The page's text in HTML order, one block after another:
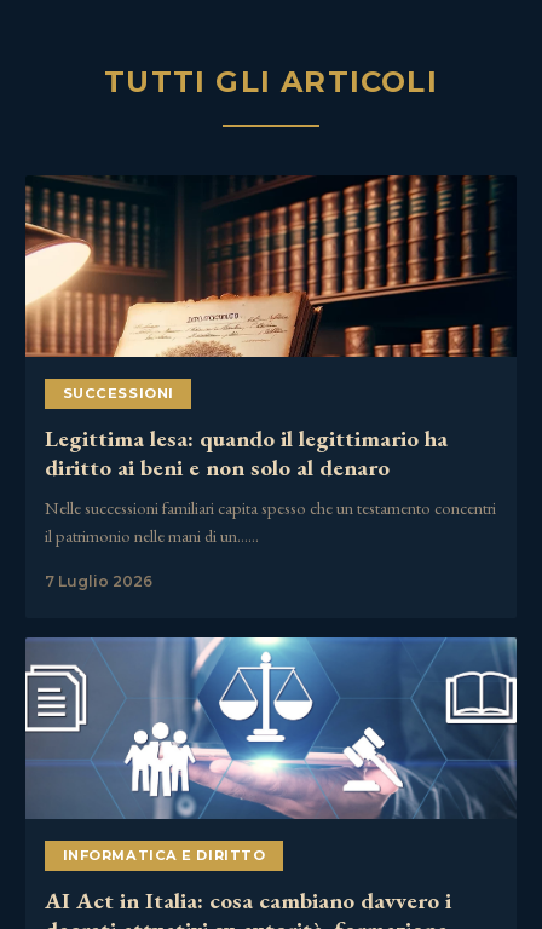
TUTTI GLI ARTICOLI
SUCCESSIONI
Legittima lesa: quando il legittimario ha
diritto ai beni e non solo al denaro
Nelle successioni familiari capita spesso che un testamento concentri
il patrimonio nelle mani di un……
7 Luglio 2026
INFORMATICA E DIRITTO
AI Act in Italia: cosa cambiano davvero i